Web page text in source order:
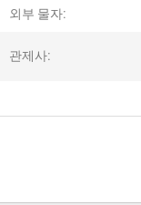
외부 물자:
관제사: